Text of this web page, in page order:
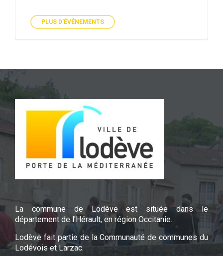
PLUS D'ÉVÉNEMENTS
La commune de Lodève est située dans le
département de l'Hérault, en région Occitanie.
Lodève fait partie de la Communauté de communes du
Lodévois et Larzac.